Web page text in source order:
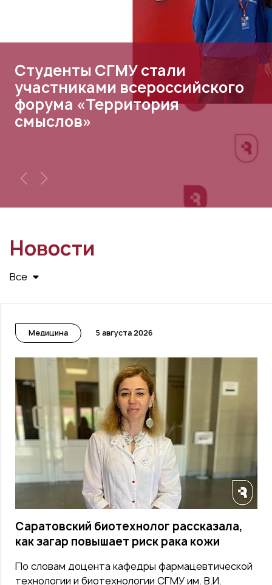
Студенты СГМУ стали
участниками всероссийского
форума «Территория
смыслов»
Новости
Все
Медицина 5 августа 2026
Саратовский биотехнолог рассказала,
как загар повышает риск рака кожи
По словам доцента кафедры фармацевтической
технологии и биотехнологии СГМУ им. В.И.